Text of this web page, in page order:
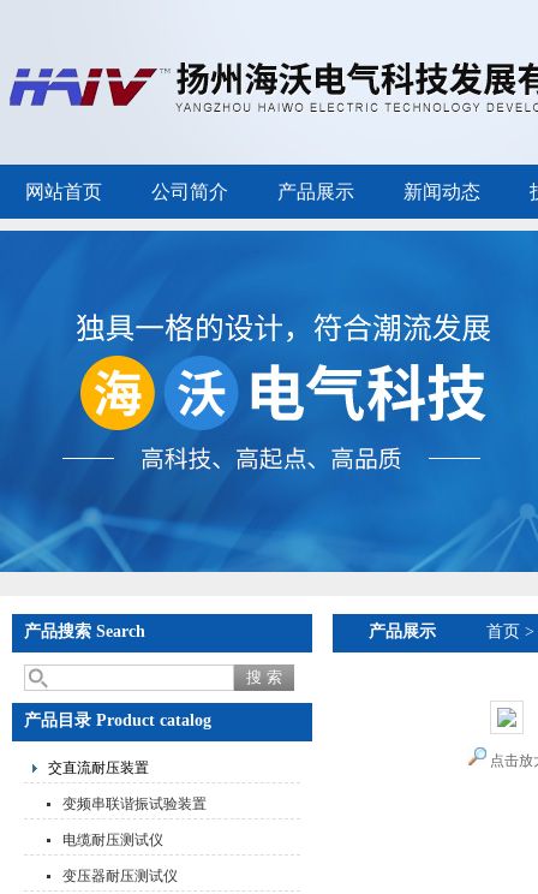
网站首页 公司简介 产品展示 新闻动态
产品搜索 Search
产品目录 Product catalog
交直流耐压装置
变频串联谐振试验装置
电缆耐压测试仪
变压器耐压测试仪
产品展示 首页 >
点击放